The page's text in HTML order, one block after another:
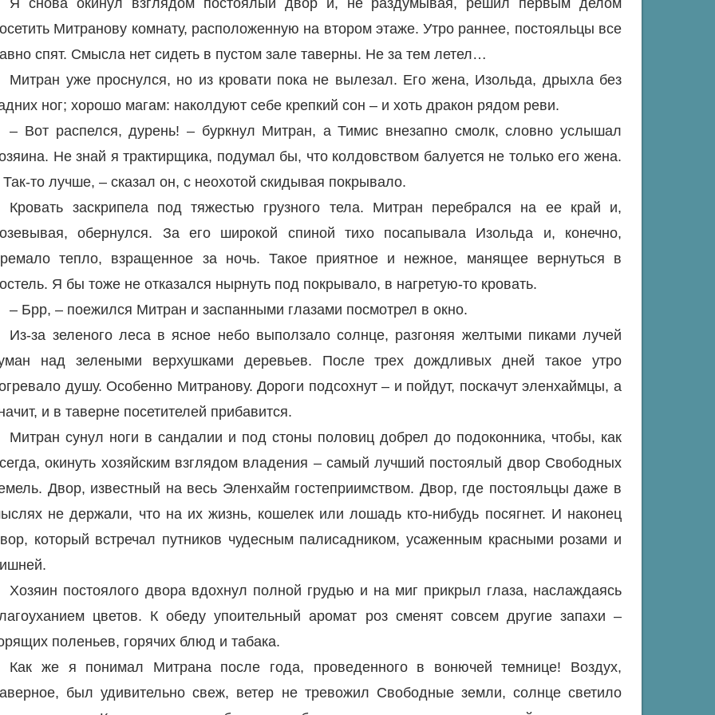
Митранову комнату, расположенную на втором этаже. Утро раннее, постояльцы все
спят. Смысла нет сидеть в пустом зале таверны. Не за тем летел…
Митран уже проснулся, но из кровати пока не вылезал. Его жена, Изольда, дрыхла без
ног; хорошо магам: наколдуют себе крепкий сон – и хоть дракон рядом реви.
– Вот распелся, дурень! – буркнул Митран, а Тимис внезапно смолк, словно услышал
Не знай я трактирщика, подумал бы, что колдовством балуется не только его жена.
Так-то лучше, – сказал он, с неохотой скидывая покрывало.
Кровать заскрипела под тяжестью грузного тела. Митран перебрался на ее край и,
обернулся. За его широкой спиной тихо посапывала Изольда и, конечно,
тепло, взращенное за ночь. Такое приятное и нежное, манящее вернуться в
Я бы тоже не отказался нырнуть под покрывало, в нагретую-то кровать.
– Брр, – поежился Митран и заспанными глазами посмотрел в окно.
Из-за зеленого леса в ясное небо выползало солнце, разгоняя желтыми пиками лучей
над зелеными верхушками деревьев. После трех дождливых дней такое утро
душу. Особенно Митранову. Дороги подсохнут – и пойдут, поскачут эленхаймцы, а
и в таверне посетителей прибавится.
Митран сунул ноги в сандалии и под стоны половиц добрел до подоконника, чтобы, как
окинуть хозяйским взглядом владения – самый лучший постоялый двор Свободных
Двор, известный на весь Эленхайм гостеприимством. Двор, где постояльцы даже в
не держали, что на их жизнь, кошелек или лошадь кто-нибудь посягнет. И наконец
который встречал путников чудесным палисадником, усаженным красными розами и
Хозяин постоялого двора вдохнул полной грудью и на миг прикрыл глаза, наслаждаясь
цветов. К обеду упоительный аромат роз сменят совсем другие запахи –
поленьев, горячих блюд и табака.
Как же я понимал Митрана после года, проведенного в вонючей темнице! Воздух,
был удивительно свеж, ветер не тревожил Свободные земли, солнце светило